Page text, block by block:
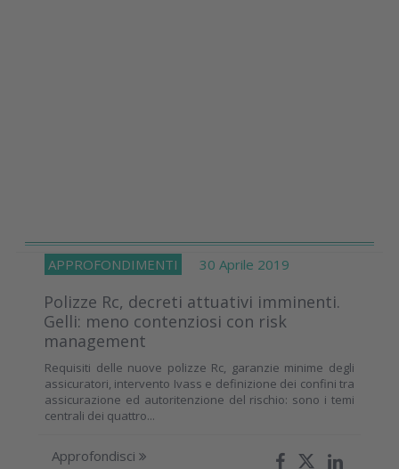
APPROFONDIMENTI 30 Aprile 2019
Polizze Rc, decreti attuativi imminenti.
Gelli: meno contenziosi con risk
management
Requisiti delle nuove polizze Rc, garanzie minime degli
assicuratori, intervento Ivass e definizione dei confini tra
assicurazione ed autoritenzione del rischio: sono i temi
centrali dei quattro...
Approfondisci